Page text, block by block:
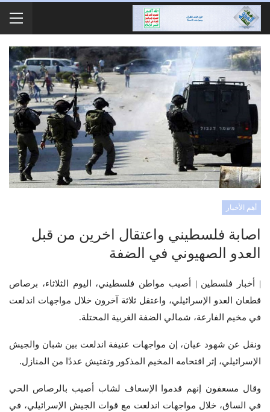
أهم الأخبار
اصابة فلسطيني واعتقال اخرين من قبل
العدو الصهيوني في الضفة
| أخبار فلسطين | أصيب مواطن فلسطيني، اليوم الثلاثاء، برصاص
قطعان العدو الإسرائيلي، واعتقل ثلاثة آخرون خلال مواجهات اندلعت
في مخيم الفارعة، شمالي الضفة الغربية المحتلة.
ونقل عن شهود عيان، إن مواجهات عنيفة اندلعت بين شبان والجيش
الإسرائيلي، إثر اقتحامه المخيم المذكور وتفتيش عددًا من المنازل.
وقال مسعفون إنهم قدموا الإسعاف لشاب أصيب بالرصاص الحي
في الساق، خلال مواجهات اندلعت مع قوات الجيش الإسرائيلي، في